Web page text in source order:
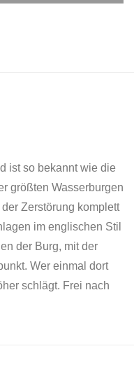
ist so bekannt wie die
größten Wasserburgen
Zerstörung komplett
im englischen Stil
der Burg, mit der
Wer einmal dort
schlägt. Frei nach